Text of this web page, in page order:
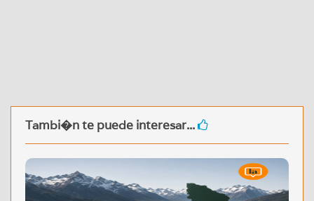
Tambi�n te puede interesar...